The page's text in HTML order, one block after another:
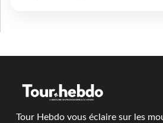
Tour Hebdo vous éclaire sur les